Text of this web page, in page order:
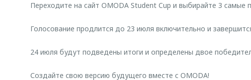
Переходите на сайт OMODA Student Cup и выбирайте 3 самые
Голосование продлится до 23 июля включительно и
24 июля будут подведены итоги и определены двое
Создайте свою версию будущего вместе с OMODA!